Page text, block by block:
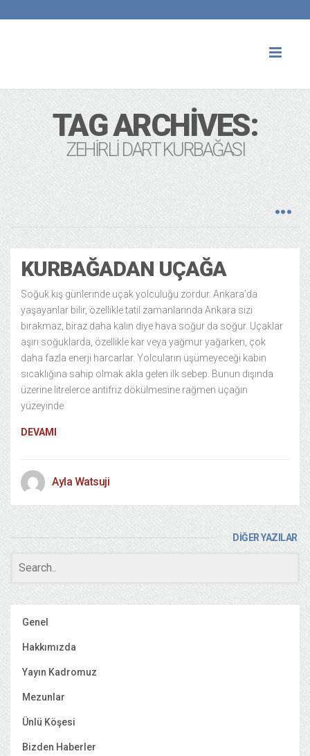
TAG ARCHIVES:
ZEHIRLI DART KURBAĞASI
KURBAĞADAN UÇAĞA
Soğuk kış günlerinde uçak yolculuğu zordur. Ankara’da
yaşayanlar bilir, özellikle tatil zamanlarında Ankara sizi
bırakmaz, biraz daha kalın diye hava soğur da soğur. Uçaklar
aşırı soğuklarda, özellikle kar veya yağmur yağarken, çok
daha fazla enerji harcarlar. Yolcuların üşümeyeceği kabin
sıcaklığına sahip olmak akla gelen ilk sebep. Bunun dışında
üzerine litrelerce antifriz dökülmesine rağmen uçağın
yüzeyinde
DEVAMI
Ayla Watsuji
DİĞER YAZILAR
Genel
Hakkımızda
Yayın Kadromuz
Mezunlar
Ünlü Köşesi
Bizden Haberler